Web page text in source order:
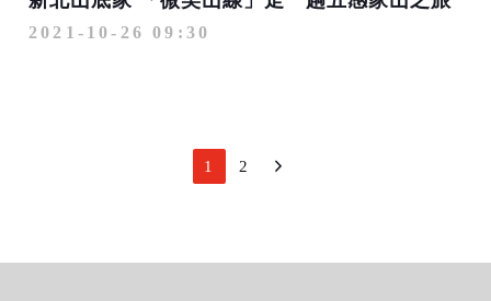
2021-10-26 09:30
1 2